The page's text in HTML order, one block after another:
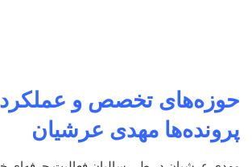
حوزه‌های تخصص و عملکرد
پرونده‌ها مهدی عرشیان